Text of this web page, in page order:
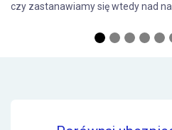
nad naszymi ubezpieczeniami?